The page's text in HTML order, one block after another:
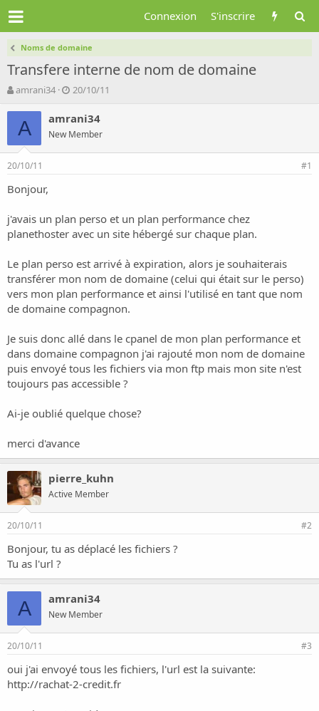
Connexion S'inscrire
Noms de domaine
Transfere interne de nom de domaine
A
t
e
r
d
l
d
i
u
s
s
i
amrani34
D
t
d
e
t
20/10/11
A amrani34
New Member
20/10/11 #1
Bonjour,
j'avais un plan perso et un plan performance chez
planethoster avec un site hébergé sur chaque plan.
Le plan perso est arrivé à expiration, alors je souhaiterais
transférer mon nom de domaine (celui qui était sur le perso)
vers mon plan performance et ainsi l'utilisé en tant que nom
de domaine compagnon.
Je suis donc allé dans le cpanel de mon plan performance et
dans domaine compagnon j'ai rajouté mon nom de domaine
puis envoyé tous les fichiers via mon ftp mais mon site n'est
toujours pas accessible ?
Ai-je oublié quelque chose?
merci d'avance
pierre_kuhn
Active Member
20/10/11 #2
Bonjour, tu as déplacé les fichiers ?
Tu as l'url ?
A amrani34
New Member
20/10/11 #3
oui j'ai envoyé tous les fichiers, l'url est la suivante:
http://rachat-2-credit.fr